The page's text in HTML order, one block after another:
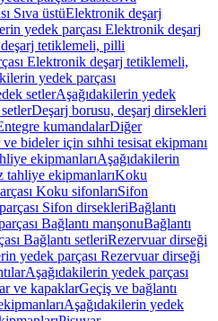
Sıva üstüElektronik deşarj
yedek parçası Elektronik deşarj
tetiklemeli, pilli
Elektronik deşarj tetiklemeli,
yedek parçası
setlerAşağıdakilerin yedek
Deşarj borusu, deşarj dirsekleri
kumandalarDiğer
bideler için sıhhi tesisat ekipmanı
ekipmanlarıAşağıdakilerin
tahliye ekipmanlarıKoku
Koku sifonlarıSifon
Sifon dirsekleriBağlantı
Bağlantı manşonuBağlantı
Bağlantı setleriRezervuar dirseği
yedek parçası Rezervuar dirseği
Aşağıdakilerin yedek parçası
ve kapaklarGeçiş ve bağlantı
Aşağıdakilerin yedek